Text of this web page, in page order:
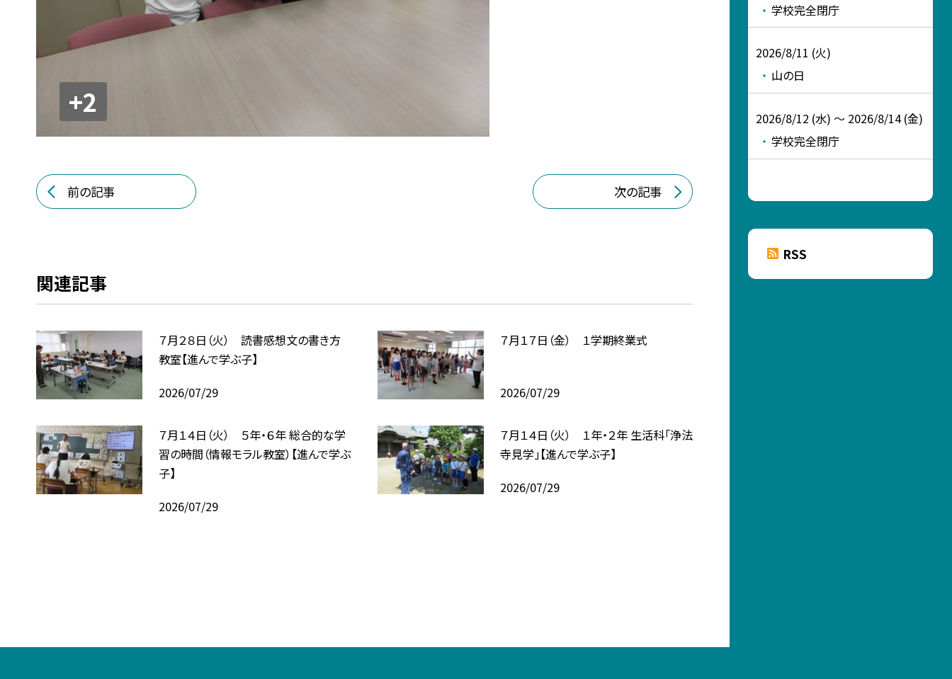
+2
前の記事 次の記事
関連記事
７月２８日（火） 読書感想文の書き方
教室【進んで学ぶ子】
2026/07/29
７月１７日（金） １学期終業式
2026/07/29
７月１４日（火） ５年・６年 総合的な学
習の時間（情報モラル教室）【進んで学ぶ
子】
2026/07/29
７月１４日（火） １年・２年 生活科「浄法
寺見学」【進んで学ぶ子】
2026/07/29
学校完全閉庁
2026/8/11 (火)
山の日
2026/8/12 (水) ～ 2026/8/14 (金)
学校完全閉庁
RSS